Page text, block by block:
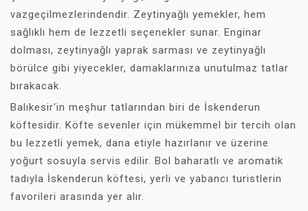
vazgeçilmezlerindendir. Zeytinyağlı yemekler, hem
sağlıklı hem de lezzetli seçenekler sunar. Enginar
dolması, zeytinyağlı yaprak sarması ve zeytinyağlı
börülce gibi yiyecekler, damaklarınıza unutulmaz tatlar
bırakacak.
Balıkesir'in meşhur tatlarından biri de İskenderun
köftesidir. Köfte sevenler için mükemmel bir tercih olan
bu lezzetli yemek, dana etiyle hazırlanır ve üzerine
yoğurt sosuyla servis edilir. Bol baharatlı ve aromatik
tadıyla İskenderun köftesi, yerli ve yabancı turistlerin
favorileri arasında yer alır.